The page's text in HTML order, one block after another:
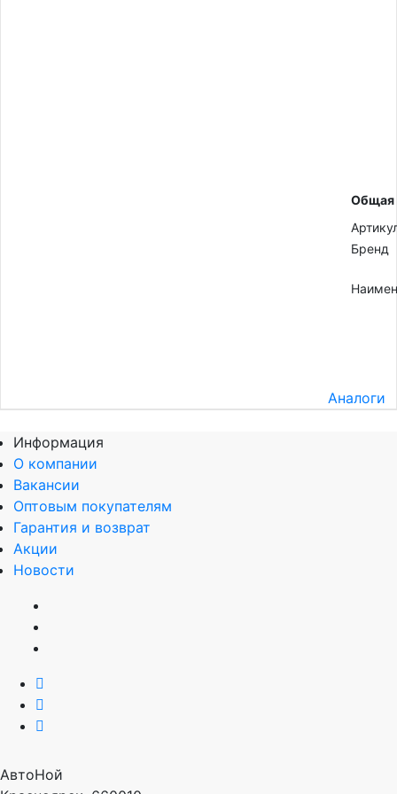
Общая
Бренд
Аналоги
Информация
О компании
Вакансии
Оптовым покупателям
Гарантия и возврат
Акции
Новости
АвтоНой